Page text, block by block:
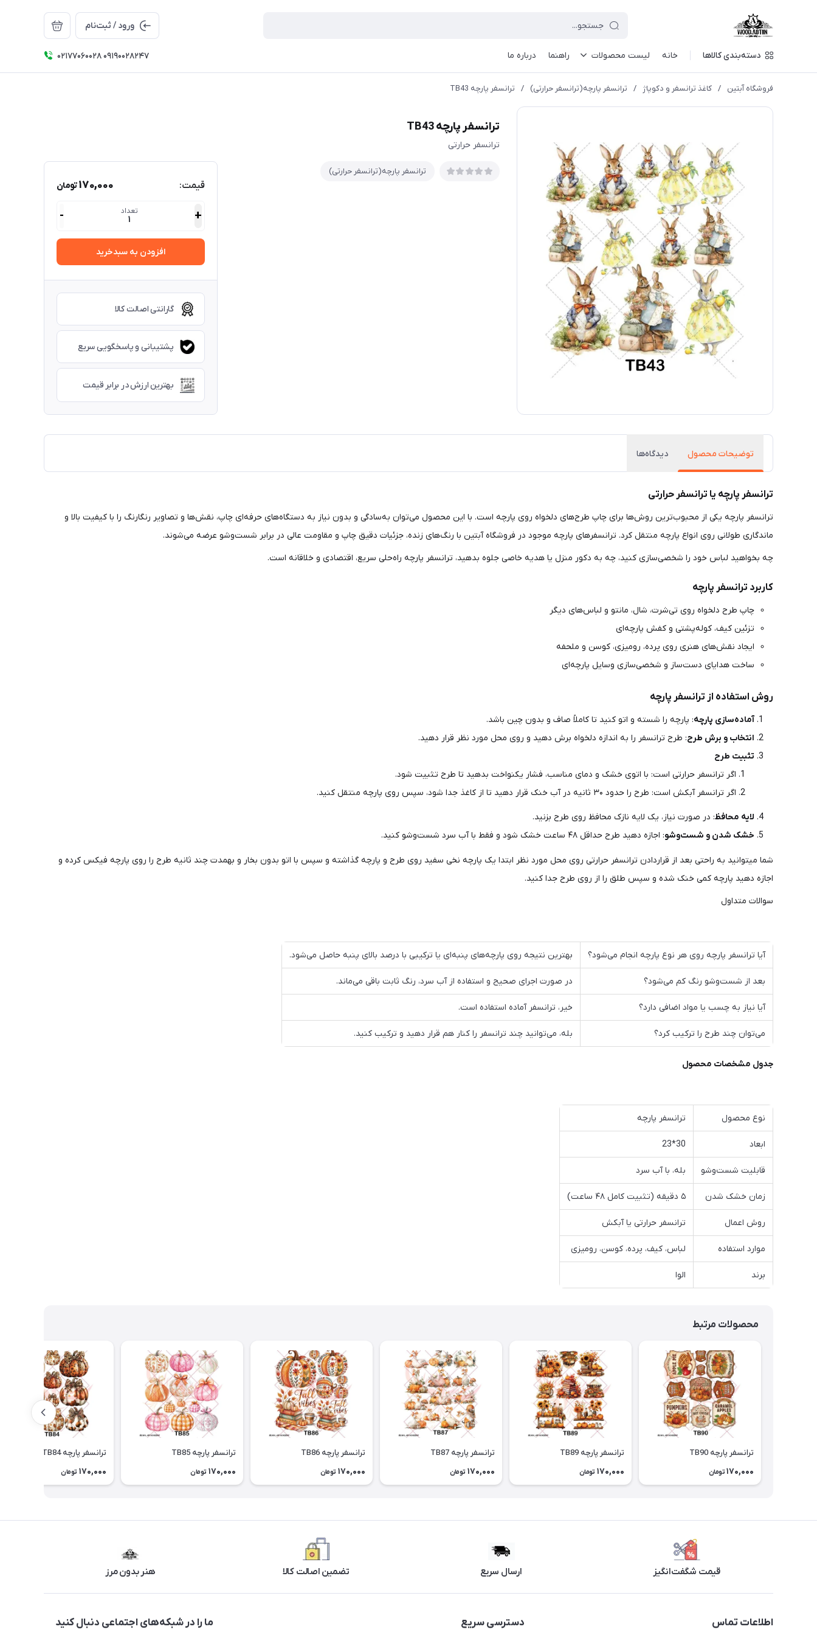
ورود / ثبت‌نام
دسته‌بندی کالاها خانه لیست محصولات راهنما درباره ما ۰۲۱۷۷۰۶۰۰۲۸ ۰۹۱۹۰۰۲۸۲۴۷
فروشگاه آبتین / كاغذ ترانسفر و دكوپاژ / ترانسفر پارچه(ترانسفر حرارتی) / ترانسفر پارچه TB43
ترانسفر پارچه TB43
ترانسفر حرارتی
ترانسفر پارچه(ترانسفر حرارتی)
قیمت: 170,000تومان
+ تعداد
1
-
افزودن به سبدخرید
گارانتی اصالت کالا
پشتیبانی و پاسخگویی سریع
بهترین ارزش در برابر قیمت
توضیحات محصول دیدگاه‌ها
ترانسفر پارچه یا ترانسفر حرارتی
ترانسفر پارچه یکی از محبوب‌ترین روش‌ها برای چاپ طرح‌های دلخواه روی پارچه است. با این محصول می‌توان به‌سادگی و بدون نیاز به دستگاه‌های حرفه‌ای چاپ، نقش‌ها و تصاویر رنگارنگ را با کیفیت بالا و
ماندگاری طولانی روی انواع پارچه منتقل کرد. ترانسفرهای پارچه موجود در فروشگاه آبتین با رنگ‌های زنده، جزئیات دقیق چاپ و مقاومت عالی در برابر شست‌وشو عرضه می‌شوند.
چه بخواهید لباس خود را شخصی‌سازی کنید، چه به دکور منزل یا هدیه خاصی جلوه بدهید، ترانسفر پارچه راه‌حلی سریع، اقتصادی و خلاقانه است.
کاربرد ترانسفر پارچه
چاپ طرح دلخواه روی تی‌شرت، شال، مانتو و لباس‌های دیگر
تزئین کیف، کوله‌پشتی و کفش پارچه‌ای
ایجاد نقش‌های هنری روی پرده، رومیزی، کوسن و ملحفه
ساخت هدایای دست‌ساز و شخصی‌سازی وسایل پارچه‌ای
روش استفاده از ترانسفر پارچه
آماده‌سازی پارچه: پارچه را شسته و اتو کنید تا کاملاً صاف و بدون چین باشد.
انتخاب و برش طرح: طرح ترانسفر را به اندازه دلخواه برش دهید و روی محل مورد نظر قرار دهید.
تثبیت طرح
اگر ترانسفر حرارتی است: با اتوی خشک و دمای مناسب، فشار یکنواخت بدهید تا طرح تثبیت شود.
اگر ترانسفر آبکش است: طرح را حدود ۳۰ ثانیه در آب خنک قرار دهید تا از کاغذ جدا شود، سپس روی پارچه منتقل کنید.
لایه محافظ: در صورت نیاز، یک لایه نازک محافظ روی طرح بزنید.
خشک شدن و شست‌وشو: اجازه دهید طرح حداقل ۴۸ ساعت خشک شود و فقط با آب سرد شست‌وشو کنید.
شما میتوانید به راحتی بعد از قراردادن ترانسفر حرارتی روی محل مورد نظر ابتدا یک پارچه نخی سفید روی طرح و پارچه گذاشته و سپس با اتو بدون بخار و بهمدت چند ثانیه طرح را روی پارچه فیکس کرده و
اجازه دهید پارچه کمی خنک شده و سپس طلق را از روی طرح جدا کنید.
سوالات متداول
آیا ترانسفر پارچه روی هر نوع پارچه انجام می‌شود؟ بهترین نتیجه روی پارچه‌های پنبه‌ای یا ترکیبی با درصد بالای پنبه حاصل می‌شود.
بعد از شست‌وشو رنگ کم می‌شود؟ در صورت اجرای صحیح و استفاده از آب سرد، رنگ ثابت باقی می‌ماند.
آیا نیاز به چسب یا مواد اضافی دارد؟ خیر، ترانسفر آماده استفاده است.
می‌توان چند طرح را ترکیب کرد؟ بله، می‌توانید چند ترانسفر را کنار هم قرار دهید و ترکیب کنید.
جدول مشخصات محصول
نوع محصول ترانسفر پارچه
ابعاد 30*23
قابلیت شست‌وشو بله، با آب سرد
زمان خشک شدن ۵ دقیقه (تثبیت کامل ۴۸ ساعت)
روش اعمال ترانسفر حرارتی یا آبکش
موارد استفاده لباس، کیف، پرده، کوسن، رومیزی
برند الوا
محصولات مرتبط
ترانسفر پارچه TB90
170,000 تومان
ترانسفر پارچه TB89
170,000 تومان
ترانسفر پارچه TB87
170,000 تومان
ترانسفر پارچه TB86
170,000 تومان
ترانسفر پارچه TB85
170,000 تومان
ترانسفر پارچه TB84
170,000 تومان
قیمت شگفت‌انگیز ارسال سریع تضمین اصالت کالا هنر بدون مرز
اطلاعات تماس دسترسی سریع ما را در شبکه‌های اجتماعی دنبال کنید